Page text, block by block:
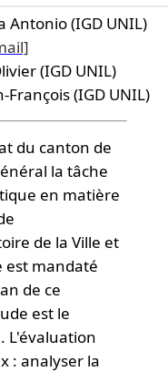
Antonio (IGD UNIL)
(IGD UNIL)
François (IGD UNIL)
du canton de
la tâche
en matière
de la Ville et
est mandaté
de ce
est le
L'évaluation
: analyser la